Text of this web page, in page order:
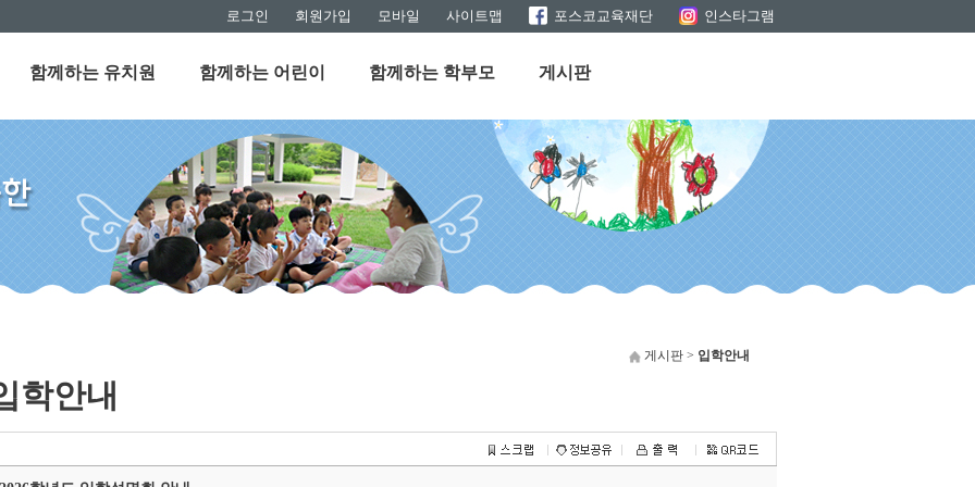
로그인 회원가입 모바일 사이트맵 포스코교육재단 인스타그램
함께하는 유치원 함께하는 어린이 함께하는 학부모 게시판
게시판 > 입학안내
학안내